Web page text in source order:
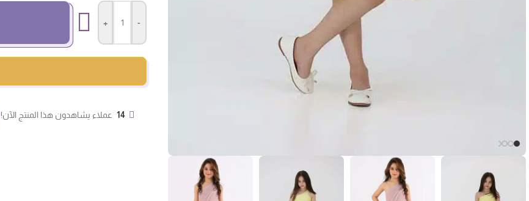
-
+
14 عملاء يشاهدون هذا المنتج الآن!